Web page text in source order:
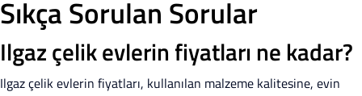
Sıkça Sorulan Sorular
Ilgaz çelik evlerin fiyatları ne kadar?
Ilgaz çelik evlerin fiyatları, kullanılan malzeme kalitesine, evin